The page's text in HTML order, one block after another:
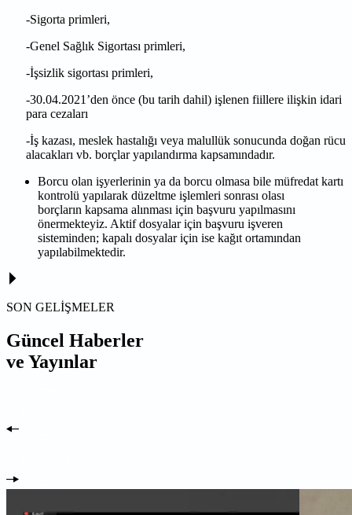
-Sigorta primleri,
-Genel Sağlık Sigortası primleri,
-İşsizlik sigortası primleri,
-30.04.2021’den önce (bu tarih dahil) işlenen fiillere ilişkin idari
para cezaları
-İş kazası, meslek hastalığı veya malullük sonucunda doğan rücu
alacakları vb. borçlar yapılandırma kapsamındadır.
Borcu olan işyerlerinin ya da borcu olmasa bile müfredat kartı
kontrolü yapılarak düzeltme işlemleri sonrası olası
borçların kapsama alınması için başvuru yapılmasını
önermekteyiz. Aktif dosyalar için başvuru işveren
sisteminden; kapalı dosyalar için ise kağıt ortamından
yapılabilmektedir.
SON GELİŞMELER
Güncel Haberler
ve Yayınlar